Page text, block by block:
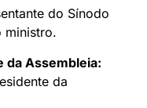
do Sínodo
ministro.
da Assembleia:
da